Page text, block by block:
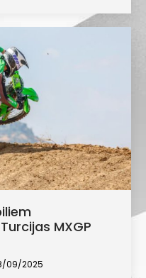
MXGP
09/2025